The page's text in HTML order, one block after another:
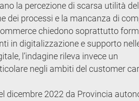
la percezione di scarsa utilità
dei processi e la mancanza di
chiedono soprattutto
in digitalizzazione e supporto
l’indagine rileva invece un
negli ambiti del customer
dicembre 2022 da Provincia